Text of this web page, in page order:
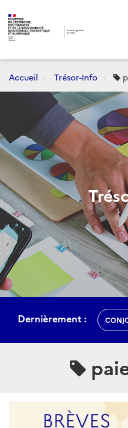
Accueil Trésor-Info
Dernièrement :